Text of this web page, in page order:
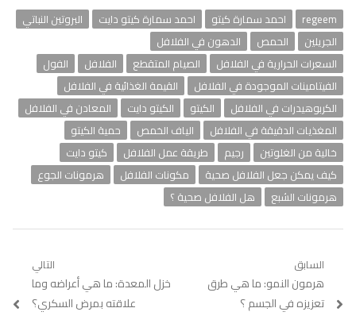
regeem احمد سمارة كيتو احمد سمارة كيتو دايت
البروتين النباتي
الجريلين
الحمص
الدهون في الفلافل
السعرات الحرارية في الفلافل
الصيام المتقطع الفلافل
الفول
الفيتامينات الموجودة في الفلافل
القيمة الغذائية في الفلافل
الكربوهيدرات في الفلافل
الكيتو الكيتو دايت
المعادن في الفلافل
المغذيات الدقيقة في الفلافل
الياف الخمص
حمية الكيتو
خالية من الغلوتين
رجيم طريقة عمل الفلافل
كيتو دايت
كيف يمكن جعل الفلافل صحية
مكونات الفلافل
هرمونات الجوع
هرمونات الشبع
هل الفلافل صحية ؟
تصفّح
المقالات
السابق
Previous
post:
هرمون النمو: ما هي طرق
تعزيزه في الجسم ؟
التالي
Next
خزل المعدة: ما هي أعراضه وما
علاقته بمرض السكري؟